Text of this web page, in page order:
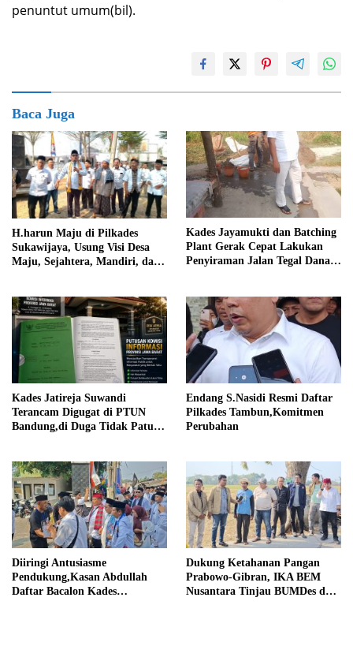
penuntut umum(bil).
Baca Juga
H.harun Maju di Pilkades
Sukawijaya, Usung Visi Desa
Maju, Sejahtera, Mandiri, dan
Kades Jayamukti dan Batching
Plant Gerak Cepat Lakukan
Penyiraman Jalan Tegal Danas
Kades Jatireja Suwandi
Terancam Digugat di PTUN
Bandung,di Duga Tidak Patuhi
Endang S.Nasidi Resmi Daftar
Pilkades Tambun,Komitmen
Perubahan
Diiringi Antusiasme
Pendukung,Kasan Abdullah
Daftar Bacalon Kades
Dukung Ketahanan Pangan
Prabowo-Gibran, IKA BEM
Nusantara Tinjau BUMDes dan